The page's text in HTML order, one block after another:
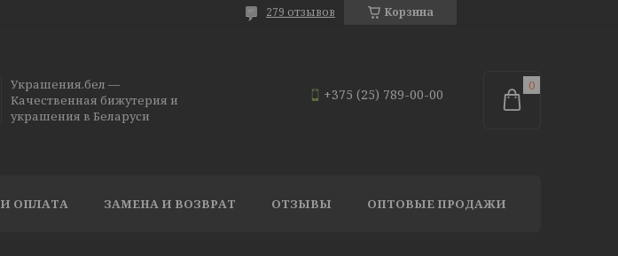
Корзина
279 отзывов
Украшения.бел —
Качественная бижутерия и
украшения в Беларуси
+375 (25) 789-00-00
ОПЛАТА ЗАМЕНА И ВОЗВРАТ ОТЗЫВЫ ОПТОВЫЕ ПРОДАЖИ